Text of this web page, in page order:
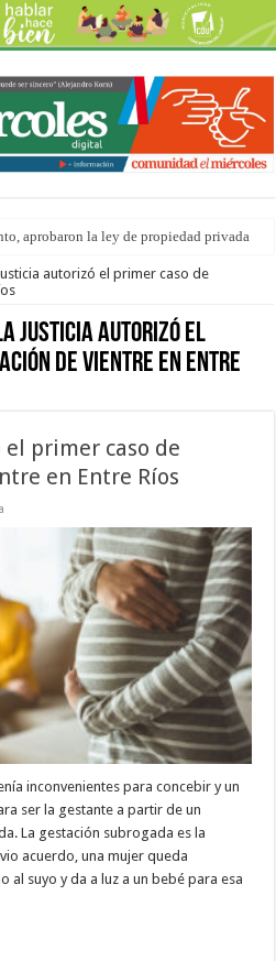
aprobaron la ley de propiedad privada
autorizó el primer caso de
Justicia autorizó el
de vientre en Entre
primer caso de
en Entre Ríos
inconvenientes para concebir y un
ser la gestante a partir de un
La gestación subrogada es la
acuerdo, una mujer queda
al suyo y da a luz a un bebé para esa